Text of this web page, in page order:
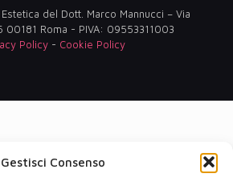
Gestisci Consenso
del Dott. Marco Mannucci – Via
00181 Roma - PIVA: 09553311003
Policy - Cookie Policy